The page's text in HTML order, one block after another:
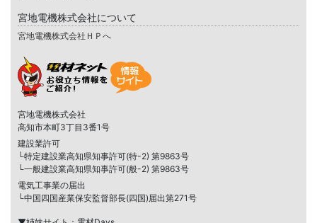
宮地電機株式会社について
宮地電機株式会社ＨＰへ
宮地電機株式会社
高知市本町3丁目3番1号
建設業許可
└特定建設業高知県知事許可(特-2) 第9863号
└一般建設業高知県知事許可(般-2) 第9863号
電気工事業の届出
└中国四国産業保安監督部長(四国)届出第271号